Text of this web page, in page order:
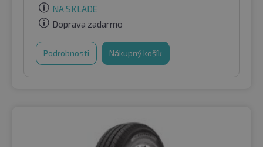
NA SKLADE
Doprava zadarmo
Podrobnosti Nákupný košík